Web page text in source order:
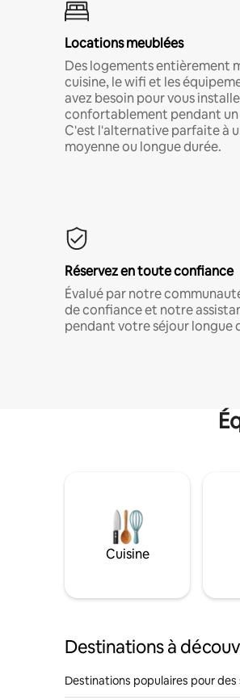
Locations meublées
Des logements entièrement
cuisine, le wifi et les
avez besoin pour vous
confortablement pendant un
C'est l'alternative parfaite à
moyenne ou longue durée.
Réservez en toute confiance
Évalué par notre
de confiance et notre
pendant votre séjour longue
Cuisine
Destinations à
Destinations populaires pour des